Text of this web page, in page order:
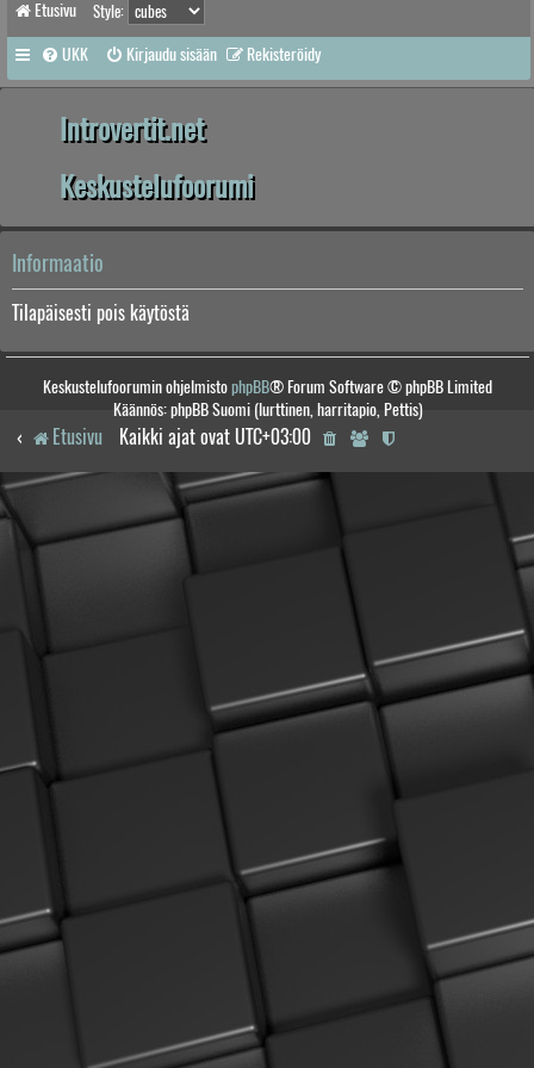
Etusivu Style:
UKK Kirjaudu sisään Rekisteröidy
Introvertit.net
Keskustelufoorumi
Informaatio
Tilapäisesti pois käytöstä
Keskustelufoorumin ohjelmistophpBB® Forum Software © phpBB Limited
Käännös: phpBB Suomi (lurttinen, harritapio, Pettis)
Etusivu Kaikki ajat ovat UTC+03:00